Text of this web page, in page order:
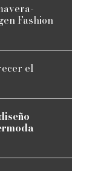
Fashion
el